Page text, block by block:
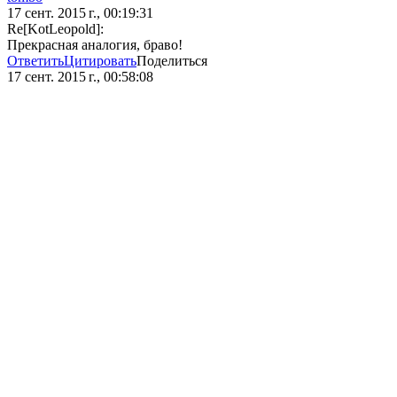
17 сент. 2015 г., 00:19:31
Re[KotLeopold]:
Прекрасная аналогия, браво!
ОтветитьЦитироватьПоделиться
17 сент. 2015 г., 00:58:08